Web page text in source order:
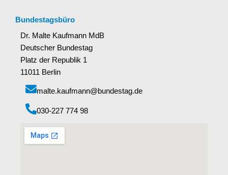
Bundestagsbüro
Dr. Malte Kaufmann MdB
Deutscher Bundestag
Platz der Republik 1
11011 Berlin
malte.kaufmann@bundestag.de
‭030-227 774 98‬